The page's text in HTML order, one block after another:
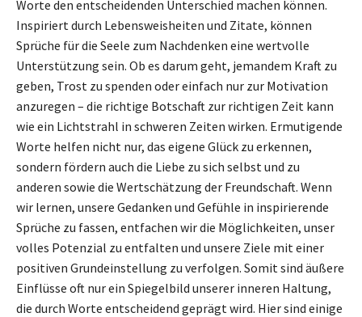
Worte den entscheidenden Unterschied machen können.
Inspiriert durch Lebensweisheiten und Zitate, können
Sprüche für die Seele zum Nachdenken eine wertvolle
Unterstützung sein. Ob es darum geht, jemandem Kraft zu
geben, Trost zu spenden oder einfach nur zur Motivation
anzuregen – die richtige Botschaft zur richtigen Zeit kann
wie ein Lichtstrahl in schweren Zeiten wirken. Ermutigende
Worte helfen nicht nur, das eigene Glück zu erkennen,
sondern fördern auch die Liebe zu sich selbst und zu
anderen sowie die Wertschätzung der Freundschaft. Wenn
wir lernen, unsere Gedanken und Gefühle in inspirierende
Sprüche zu fassen, entfachen wir die Möglichkeiten, unser
volles Potenzial zu entfalten und unsere Ziele mit einer
positiven Grundeinstellung zu verfolgen. Somit sind äußere
Einflüsse oft nur ein Spiegelbild unserer inneren Haltung,
die durch Worte entscheidend geprägt wird. Hier sind einige